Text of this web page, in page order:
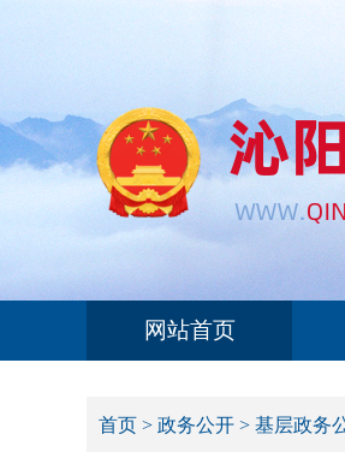
网站首页
首页 > 政务公开 > 基层政务